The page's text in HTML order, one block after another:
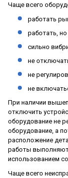
Чаще всего
работать
работать, но
сильно
не
не
не
При наличии
отключить
оборудование не
оборудование, а
расположение
работы
использованием
Чаще всего